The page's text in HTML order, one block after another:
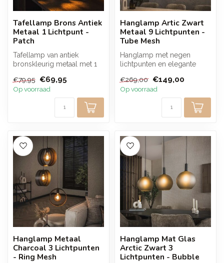
Tafellamp Brons Antiek
Metaal 1 Lichtpunt -
Patch
Tafellamp van antiek
bronskleurig metaal met 1
cilindervormig d...
€79,95 €69,95
Op voorraad
Hanglamp Artic Zwart
Metaal 9 Lichtpunten -
Tube Mesh
Hanglamp met negen
lichtpunten en elegante
metaal. De...
€269,00 €149,00
Op voorraad
Hanglamp Metaal
Charcoal 3 Lichtpunten
- Ring Mesh
Hanglamp Mat Glas
Arctic Zwart 3
Lichtpunten - Bubble